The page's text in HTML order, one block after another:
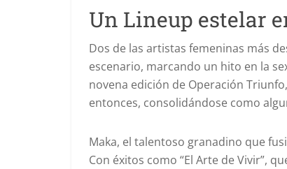
Un Lineup estelar
Dos de las artistas femeninas más
escenario, marcando un hito en la
novena edición de Operación
entonces, consolidándose como
Maka, el talentoso granadino que
Con éxitos como “El Arte de Vivir”,